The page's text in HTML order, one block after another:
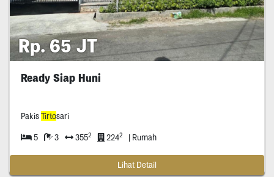
Rp. 65 JT
Ready Siap Huni
PakisTirtosari
5 3 3552 2242 | Rumah
Lihat Detail